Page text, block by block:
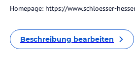
Homepage: https://www.schloesser-
Beschreibung bearbeiten